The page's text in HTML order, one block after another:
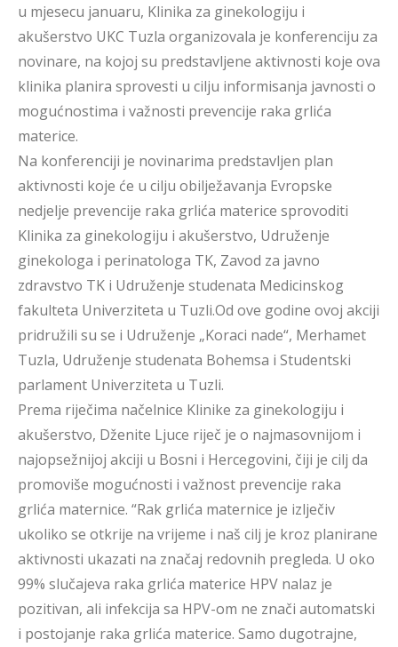
u mjesecu januaru, Klinika za ginekologiju i
akušerstvo UKC Tuzla organizovala je konferenciju za
novinare, na kojoj su predstavljene aktivnosti koje ova
klinika planira sprovesti u cilju informisanja javnosti o
mogućnostima i važnosti prevencije raka grlića
materice.
Na konferenciji je novinarima predstavljen plan
aktivnosti koje će u cilju obilježavanja Evropske
nedjelje prevencije raka grlića materice sprovoditi
Klinika za ginekologiju i akušerstvo, Udruženje
ginekologa i perinatologa TK, Zavod za javno
zdravstvo TK i Udruženje studenata Medicinskog
fakulteta Univerziteta u Tuzli.Od ove godine ovoj akciji
pridružili su se i Udruženje „Koraci nade“, Merhamet
Tuzla, Udruženje studenata Bohemsa i Studentski
parlament Univerziteta u Tuzli.
Prema riječima načelnice Klinike za ginekologiju i
akušerstvo, Dženite Ljuce riječ je o najmasovnijom i
najopsežnijoj akciji u Bosni i Hercegovini, čiji je cilj da
promoviše mogućnosti i važnost prevencije raka
grlića maternice. “Rak grlića maternice je izlječiv
ukoliko se otkrije na vrijeme i naš cilj je kroz planirane
aktivnosti ukazati na značaj redovnih pregleda. U oko
99% slučajeva raka grlića materice HPV nalaz je
pozitivan, ali infekcija sa HPV-om ne znači automatski
i postojanje raka grlića materice. Samo dugotrajne,